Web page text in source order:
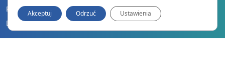
Polityka prywatności
Dane do wpłat
Akceptuj Odrzuć Ustawienia